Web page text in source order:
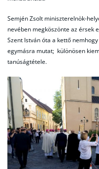
Semjén Zsolt miniszterelnök-
nevében megköszönte az érsek
Szent István óta a kettő
egymásra mutat; különösen
tanúságtétele.